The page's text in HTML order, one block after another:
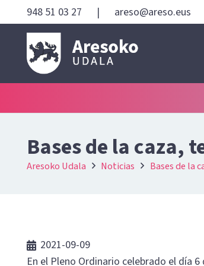
948 51 03 27 | areso@areso.eus
Bases de la caza,
Aresoko Udala Noticias Bases de la
2021-09-09
En el Pleno Ordinario celebrado el día